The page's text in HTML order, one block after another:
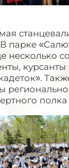
парке
несколько